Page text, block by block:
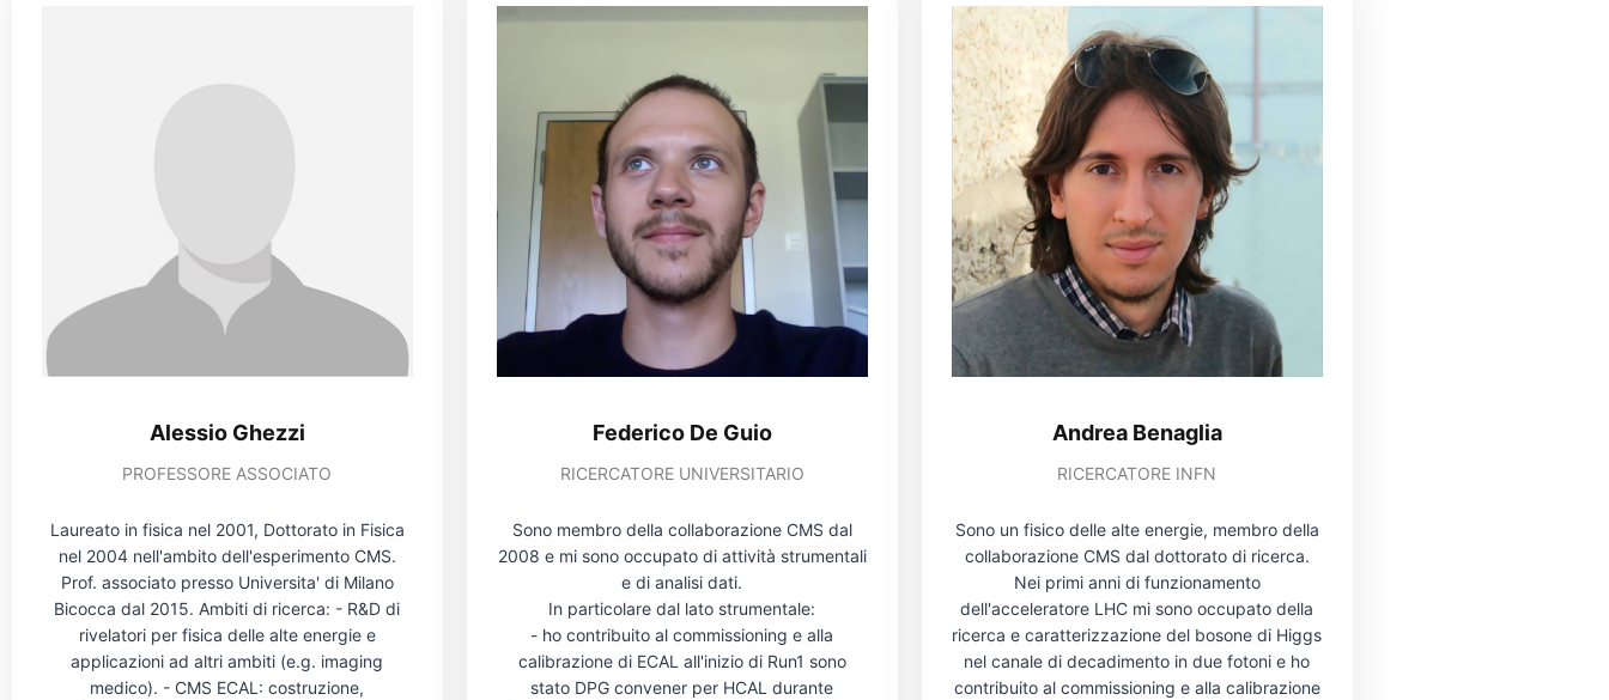
Alessio Ghezzi
PROFESSORE ASSOCIATO
Laureato in fisica nel 2001, Dottorato in Fisica
nel 2004 nell'ambito dell'esperimento CMS.
Prof. associato presso Universita' di Milano
Bicocca dal 2015. Ambiti di ricerca: - R&D di
rivelatori per fisica delle alte energie e
applicazioni ad altri ambiti (e.g. imaging
medico). - CMS ECAL: costruzione,
Federico De Guio
RICERCATORE UNIVERSITARIO
Sono membro della collaborazione CMS dal
2008 e mi sono occupato di attività strumentali
e di analisi dati.
In particolare dal lato strumentale:
- ho contribuito al commissioning e alla
calibrazione di ECAL all'inizio di Run1 sono
stato DPG convener per HCAL durante
Andrea Benaglia
RICERCATORE INFN
Sono un fisico delle alte energie, membro della
collaborazione CMS dal dottorato di ricerca.
Nei primi anni di funzionamento
dell'acceleratore LHC mi sono occupato della
ricerca e caratterizzazione del bosone di Higgs
nel canale di decadimento in due fotoni e ho
contribuito al commissioning e alla calibrazione